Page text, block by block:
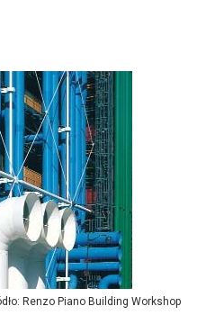
Renzo Piano Building Workshop